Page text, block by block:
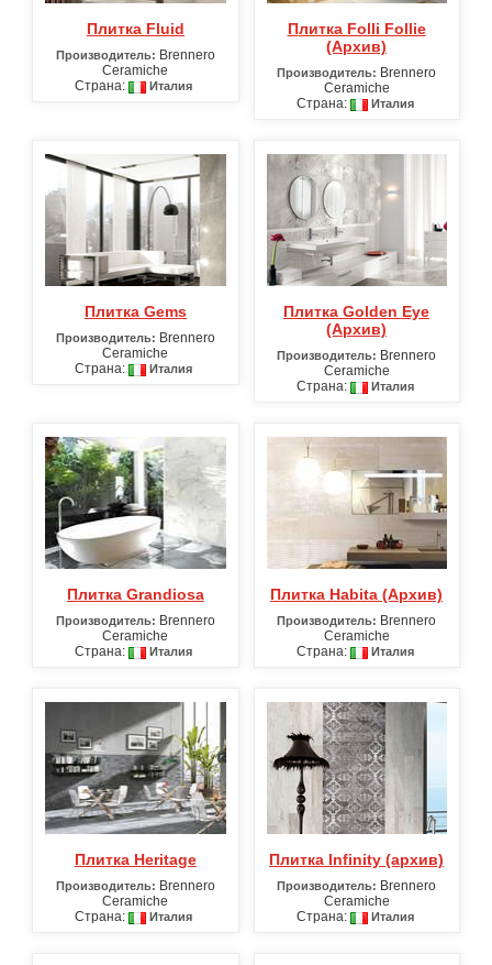
Плитка Fluid
Производитель: Brennero
Ceramiche
Страна:
Италия
Плитка Folli Follie
(Архив)
Производитель: Brennero
Ceramiche
Страна:
Италия
Плитка Gems
Производитель: Brennero
Ceramiche
Страна:
Италия
Плитка Golden Eye
(Архив)
Производитель: Brennero
Ceramiche
Страна:
Италия
Плитка Grandiosa
Производитель: Brennero
Ceramiche
Страна:
Италия
Плитка Habita (Архив)
Производитель: Brennero
Ceramiche
Страна:
Италия
Плитка Heritage
Производитель: Brennero
Ceramiche
Страна:
Италия
Плитка Infinity (архив)
Производитель: Brennero
Ceramiche
Страна:
Италия